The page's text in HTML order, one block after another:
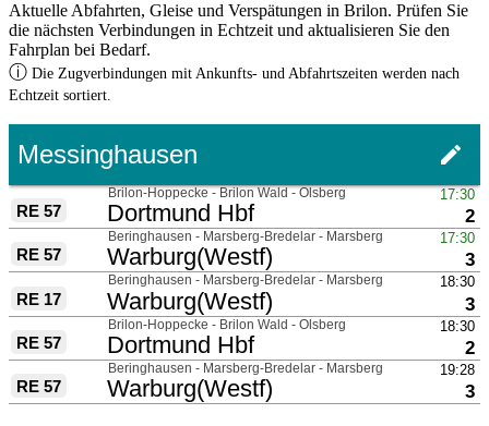
Aktuelle Abfahrten, Gleise und Verspätungen in Brilon. Prüfen Sie
die nächsten Verbindungen in Echtzeit und aktualisieren Sie den
Fahrplan bei Bedarf.
ⓘ Die Zugverbindungen mit Ankunfts- und Abfahrtszeiten werden nach
Echtzeit sortiert.